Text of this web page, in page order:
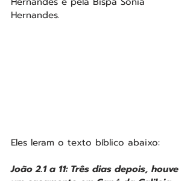
Hernandes.
Eles leram o texto bíblico abaixo:
João 2.1 a 11: Três dias depois, houve